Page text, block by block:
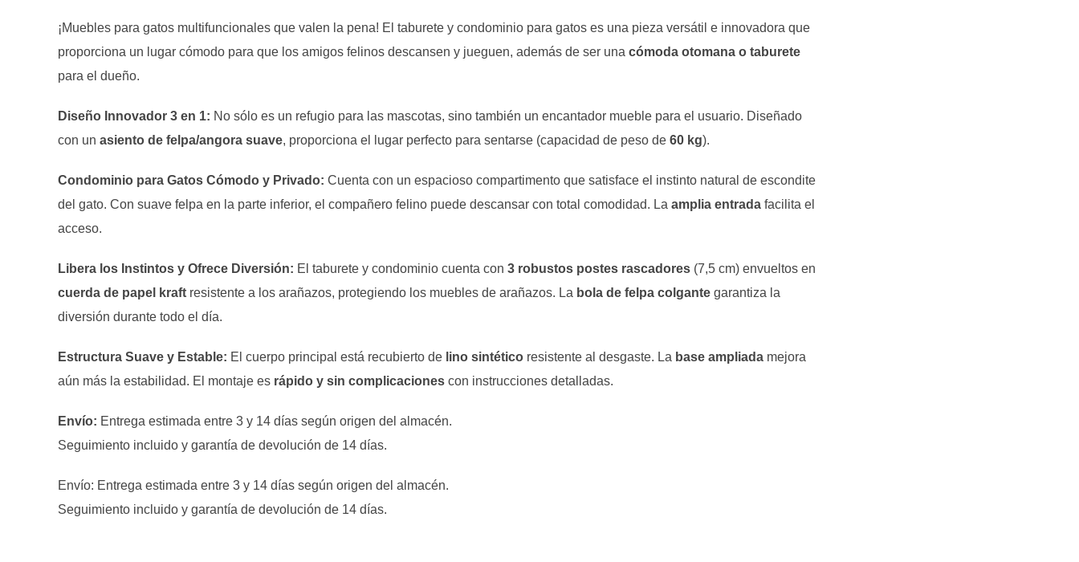
¡Muebles para gatos multifuncionales que valen la pena! El taburete y condominio para gatos es una pieza versátil e innovadora que
proporciona un lugar cómodo para que los amigos felinos descansen y jueguen, además de ser una cómoda otomana o taburete
para el dueño.
Diseño Innovador 3 en 1: No sólo es un refugio para las mascotas, sino también un encantador mueble para el usuario. Diseñado
con un asiento de felpa/angora suave, proporciona el lugar perfecto para sentarse (capacidad de peso de 60 kg).
Condominio para Gatos Cómodo y Privado: Cuenta con un espacioso compartimento que satisface el instinto natural de escondite
del gato. Con suave felpa en la parte inferior, el compañero felino puede descansar con total comodidad. La amplia entrada facilita el
acceso.
Libera los Instintos y Ofrece Diversión: El taburete y condominio cuenta con 3 robustos postes rascadores (7,5 cm) envueltos en
cuerda de papel kraft resistente a los arañazos, protegiendo los muebles de arañazos. La bola de felpa colgante garantiza la
diversión durante todo el día.
Estructura Suave y Estable: El cuerpo principal está recubierto de lino sintético resistente al desgaste. La base ampliada mejora
aún más la estabilidad. El montaje es rápido y sin complicaciones con instrucciones detalladas.
Envío: Entrega estimada entre 3 y 14 días según origen del almacén.
Seguimiento incluido y garantía de devolución de 14 días.
Envío: Entrega estimada entre 3 y 14 días según origen del almacén.
Seguimiento incluido y garantía de devolución de 14 días.